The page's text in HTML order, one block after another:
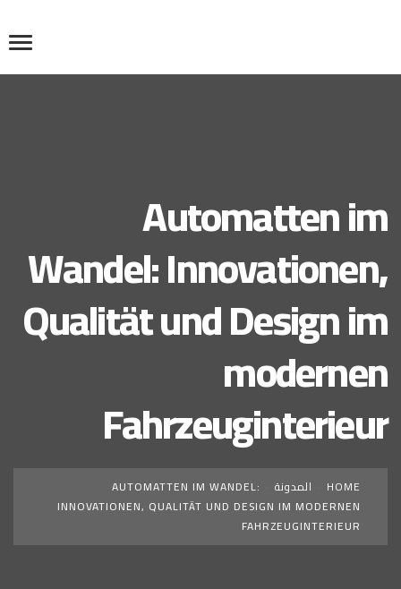
Automatten im
Wandel: Innovationen,
Qualität und Design im
modernen
Fahrzeuginterieur
HOME المدونة
AUTOMATTEN IM WANDEL:
INNOVATIONEN, QUALITÄT UND DESIGN IM MODERNEN
FAHRZEUGINTERIEUR